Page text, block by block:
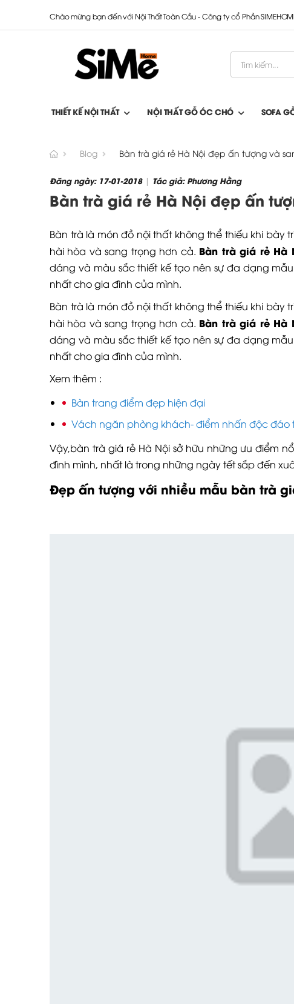
Chào mừng bạn đến với Nội Thất Toàn Cầu - Công ty cổ Phần
THIẾT KẾ NỘI THẤT NỘI THẤT GỖ ÓC CHÓ SOFA
Blog Bàn trà giá rẻ Hà Nội đẹp ấn tượng và
Đăng ngày: 17-01-2018| Tác giả: Phương Hằng
Bàn trà giá rẻ Hà Nội đẹp ấn
Bàn trà là món đồ nội thất không thể thiếu khi bày
hài hòa và sang trọng hơn cả. Bàn trà giá rẻ Hà
dáng và màu sắc thiết kế tạo nên sự đa dạng
nhất cho gia đình của mình.
Bàn trà là món đồ nội thất không thể thiếu khi bày
hài hòa và sang trọng hơn cả. Bàn trà giá rẻ Hà
dáng và màu sắc thiết kế tạo nên sự đa dạng
nhất cho gia đình của mình.
Xem thêm :
Bàn trang điểm đẹp hiện đại
Vách ngăn phòng khách- điểm nhấn độc đáo
Vậy,bàn trà giá rẻ Hà Nội sở hữu những ưu điểm
đình mình, nhất là trong những ngày tết sắp đến
Đẹp ấn tượng với nhiều mẫu bàn trà